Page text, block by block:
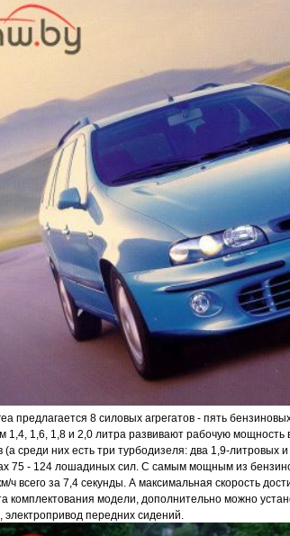
предлагается 8 силовых агрегатов - пять
1,4, 1,6, 1,8 и 2,0 литра развивают рабочую
(а среди них есть три турбодизеля: два 1,9-литровых
75 - 124 лошадиных сил. С самым мощным из
ч всего за 7,4 секунды. А максимальная скорость
комплектования модели, дополнительно можно
электропривод передних сидений.